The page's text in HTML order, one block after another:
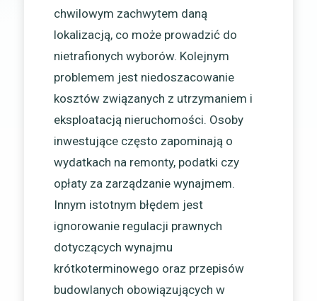
chwilowym zachwytem daną
lokalizacją, co może prowadzić do
nietrafionych wyborów. Kolejnym
problemem jest niedoszacowanie
kosztów związanych z utrzymaniem i
eksploatacją nieruchomości. Osoby
inwestujące często zapominają o
wydatkach na remonty, podatki czy
opłaty za zarządzanie wynajmem.
Innym istotnym błędem jest
ignorowanie regulacji prawnych
dotyczących wynajmu
krótkoterminowego oraz przepisów
budowlanych obowiązujących w